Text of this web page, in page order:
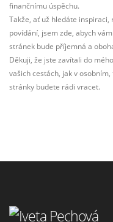
finančnímu úspěchu.
Takže, ať už hledáte
povídání, jsem zde, abych
stránek bude příjemná a
Děkuji, že jste zavítali do
vašich cestách, jak v
stránky budete rádi vracet.